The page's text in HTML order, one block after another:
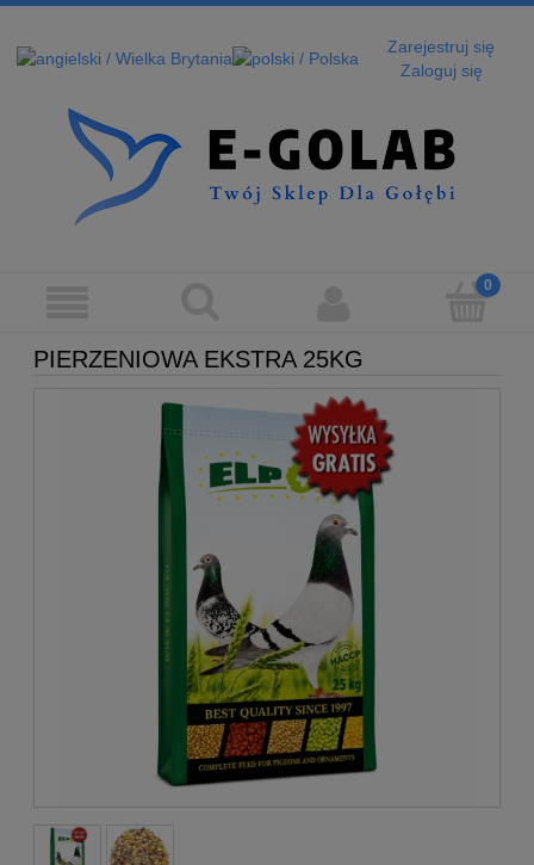
Zarejestruj się
Zaloguj się
PIERZENIOWA EKSTRA 25KG